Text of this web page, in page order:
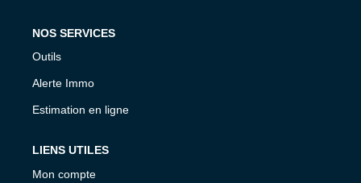
NOS SERVICES
Outils
Alerte Immo
Estimation en ligne
LIENS UTILES
Mon compte